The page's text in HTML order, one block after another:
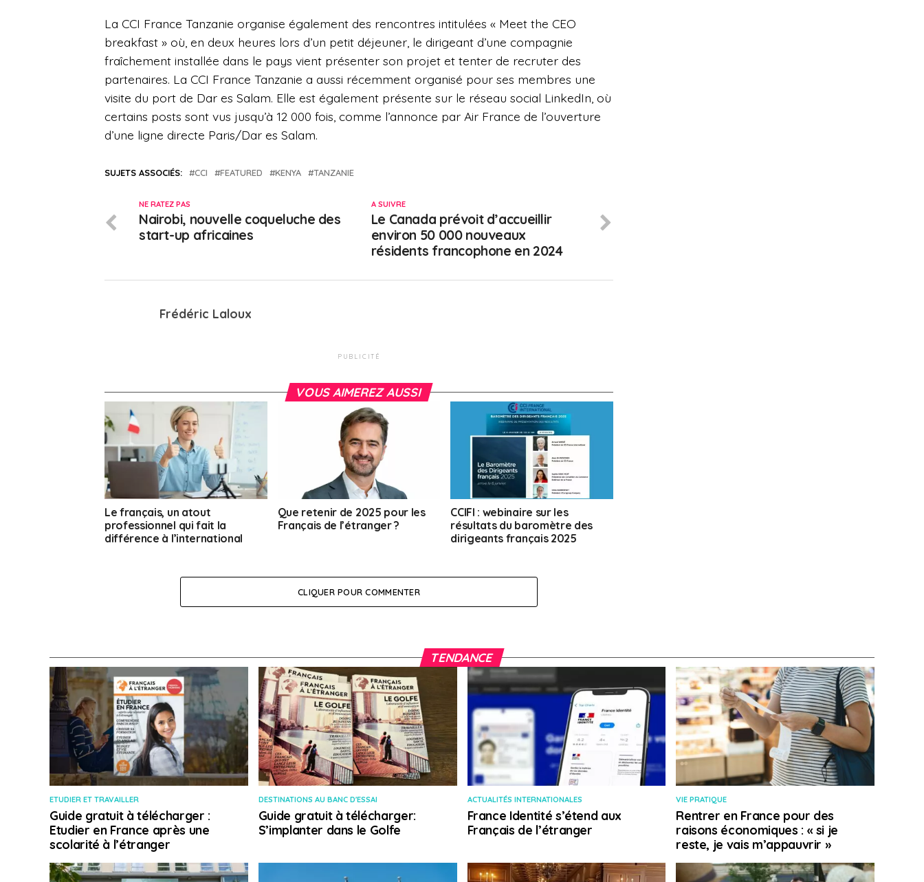
La CCI France Tanzanie organise également des rencontres intitulées « Meet the CEO
breakfast » où, en deux heures lors d’un petit déjeuner, le dirigeant d’une compagnie
fraîchement installée dans le pays vient présenter son projet et tenter de recruter des
partenaires. La CCI France Tanzanie a aussi récemment organisé pour ses membres une
visite du port de Dar es Salam. Elle est également présente sur le réseau social LinkedIn, où
certains posts sont vus jusqu’à 12 000 fois, comme l’annonce par Air France de l’ouverture
d’une ligne directe Paris/Dar es Salam.
SUJETS ASSOCIÉS: CCI FEATURED KENYA TANZANIE
A SUIVRE
Le Canada prévoit d’accueillir
environ 50 000 nouveaux
résidents francophone en 2024
NE RATEZ PAS
Nairobi, nouvelle coqueluche des
start-up africaines
Frédéric Laloux
PUBLICITÉ
VOUS AIMEREZ AUSSI
Le français, un atout
professionnel qui fait la
différence à l’international
Que retenir de 2025 pour les
Français de l’étranger ?
CCIFI : webinaire sur les
résultats du baromètre des
dirigeants français 2025
CLIQUER POUR COMMENTER
TENDANCE
ETUDIER ET TRAVAILLER
Guide gratuit à télécharger :
Etudier en France après une
scolarité à l’étranger
DESTINATIONS AU BANC D'ESSAI
Guide gratuit à télécharger:
S’implanter dans le Golfe
ACTUALITÉS INTERNATIONALES
France Identité s’étend aux
Français de l’étranger
VIE PRATIQUE
Rentrer en France pour des
raisons économiques : « si je
reste, je vais m’appauvrir »